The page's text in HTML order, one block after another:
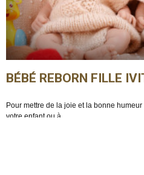
BÉBÉ REBORN FILLE
Pour mettre de la joie et la bonne
votre enfant ou à ...